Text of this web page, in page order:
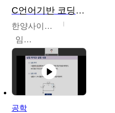
C언어기반 코딩교육
한양사이버대학교
임동균
공학